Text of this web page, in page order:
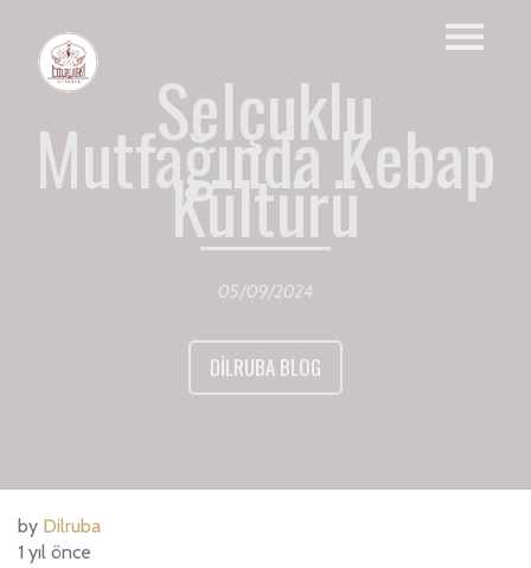
Selçuklu
Mutfağında Kebap
Kültürü
05/09/2024
DILRUBA BLOG
by Dilruba
1 yıl önce